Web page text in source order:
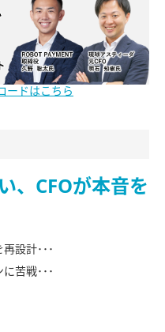
ードはこちら
、CFOが本音を
設計･･･
苦戦･･･